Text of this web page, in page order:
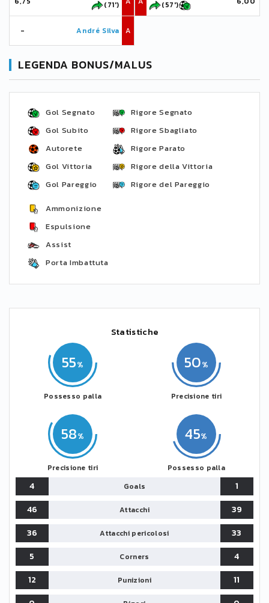
(71')
- André Silva A
(57')
LEGENDA BONUS/MALUS
Gol Segnato
Gol Subito
Autorete
Gol Vittoria
Gol Pareggio
Rigore Segnato
Rigore Sbagliato
Rigore Parato
Rigore della Vittoria
Rigore del Pareggio
Ammonizione
Espulsione
Assist
Porta Imbattuta
Statistiche
55
Possesso palla
58
Precisione tiri
45
Possesso palla
50
Precisione tiri
4 Goals
1
46
Attacchi
39
36
Attacchi pericolosi
33
5
Corners
4
12
Punizioni
11